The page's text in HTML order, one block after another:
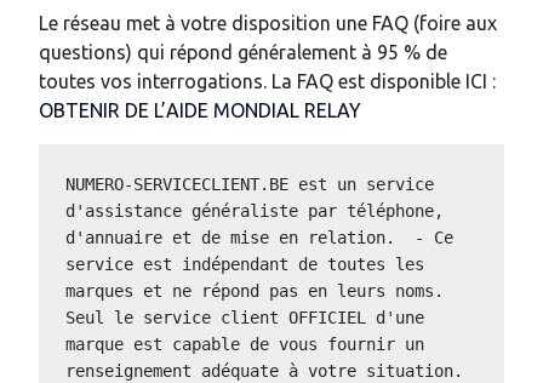
Le réseau met à votre disposition une FAQ (foire aux
questions) qui répond généralement à 95 % de
toutes vos interrogations. La FAQ est disponible ICI :
OBTENIR DE L’AIDE MONDIAL RELAY
NUMERO-SERVICECLIENT.BE est un service
d'assistance généraliste par téléphone,
d'annuaire et de mise en relation.  - Ce
service est indépendant de toutes les
marques et ne répond pas en leurs noms.
Seul le service client OFFICIEL d'une
marque est capable de vous fournir un
renseignement adéquate à votre situation.